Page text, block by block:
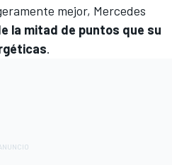
mejor, Mercedes
la mitad de puntos que su
.